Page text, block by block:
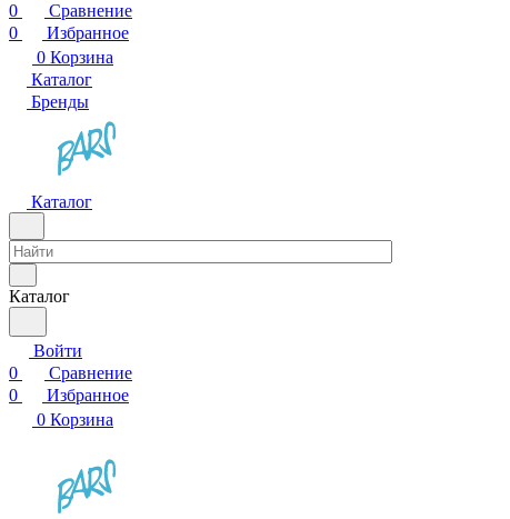
0
Сравнение
0
Избранное
0 Корзина
Каталог
Бренды
Каталог
Каталог
Войти
0
Сравнение
0
Избранное
0 Корзина